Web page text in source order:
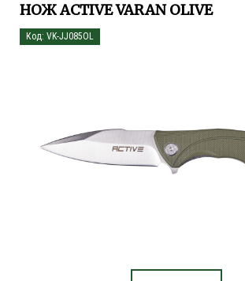
НОЖ ACTIVE VARAN OLIVE
Код: VK-JJ085OL